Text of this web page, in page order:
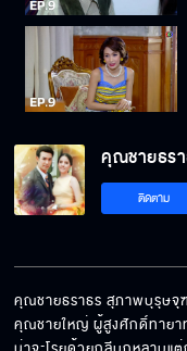
คุณชายธร
ติดตาม
คุณชายธราธร สุภาพบุรุษจุ
คุณชายใหญ่ ผู้สูงศักดิ์ทายา